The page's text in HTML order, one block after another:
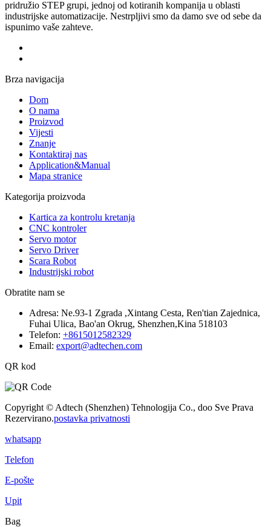
pridružio STEP grupi, jednoj od kotiranih kompanija u oblasti
industrijske automatizacije. Nestrpljivi smo da damo sve od sebe da
ispunimo vaše zahteve.
Brza navigacija
Dom
O nama
Proizvod
Vijesti
Znanje
Kontaktiraj nas
Application&Manual
Mapa stranice
Kategorija proizvoda
Kartica za kontrolu kretanja
CNC kontroler
Servo motor
Servo Driver
Scara Robot
Industrijski robot
Obratite nam se
Adresa: Ne.93-1 Zgrada ,Xintang Cesta, Ren'tian Zajednica,
Fuhai Ulica, Bao'an Okrug, Shenzhen,Kina 518103
Telefon: +8615012582329
Email: export@adtechen.com
QR kod
Copyright © Adtech (Shenzhen) Tehnologija Co., doo Sve Prava
Rezervirano.postavka privatnosti
whatsapp
Telefon
E-pošte
Upit
Bag